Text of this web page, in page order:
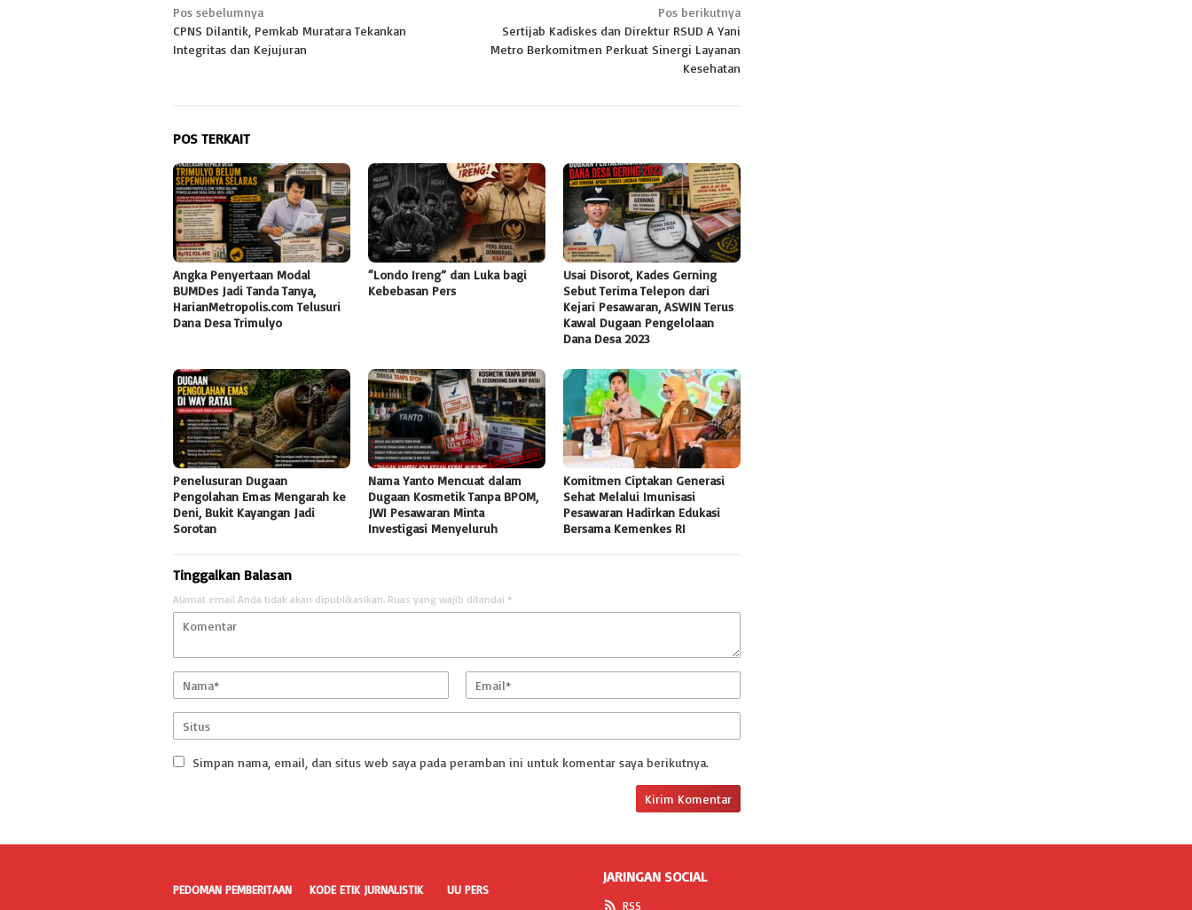
Navigasi
pos
Pos sebelumnya
CPNS Dilantik, Pemkab Muratara Tekankan
Integritas dan Kejujuran
Pos berikutnya
Sertijab Kadiskes dan Direktur RSUD A Yani
Metro Berkomitmen Perkuat Sinergi Layanan
Kesehatan
POS TERKAIT
Angka Penyertaan Modal
BUMDes Jadi Tanda Tanya,
HarianMetropolis.com Telusuri
Dana Desa Trimulyo
“Londo Ireng” dan Luka bagi
Kebebasan Pers
Usai Disorot, Kades Gerning
Sebut Terima Telepon dari
Kejari Pesawaran, ASWIN Terus
Kawal Dugaan Pengelolaan
Dana Desa 2023
Penelusuran Dugaan
Pengolahan Emas Mengarah ke
Deni, Bukit Kayangan Jadi
Sorotan
Nama Yanto Mencuat dalam
Dugaan Kosmetik Tanpa BPOM,
JWI Pesawaran Minta
Investigasi Menyeluruh
Komitmen Ciptakan Generasi
Sehat Melalui Imunisasi
Pesawaran Hadirkan Edukasi
Bersama Kemenkes RI
Tinggalkan Balasan
Alamat email Anda tidak akan dipublikasikan. Ruas yang wajib ditandai *
Simpan nama, email, dan situs web saya pada peramban ini untuk komentar saya berikutnya.
PEDOMAN PEMBERITAAN KODE ETIK JURNALISTIK
UU PERS
JARINGAN SOCIAL
RSS